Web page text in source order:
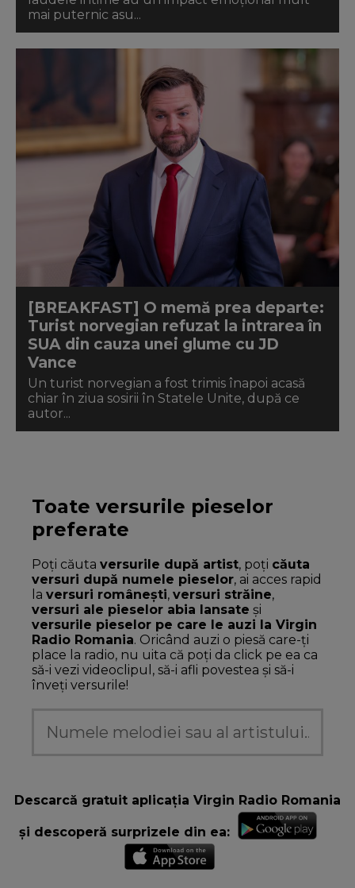
mai puternic asu...
[BREAKFAST] O memă prea departe:
Turist norvegian refuzat la intrarea în
SUA din cauza unei glume cu JD
Vance
Un turist norvegian a fost trimis înapoi acasă
chiar în ziua sosirii în Statele Unite, după ce
autor...
Toate versurile pieselor
preferate
Poți căuta versurile după artist, poți căuta
versuri după numele pieselor, ai acces rapid
la versuri românești, versuri străine,
versuri ale pieselor abia lansate și
versurile pieselor pe care le auzi la Virgin
Radio Romania. Oricând auzi o piesă care-ți
place la radio, nu uita că poți da click pe ea ca
să-i vezi videoclipul, să-i afli povestea și să-i
înveți versurile!
Descarcă gratuit aplicația Virgin Radio Romania
și descoperă surprizele din ea: